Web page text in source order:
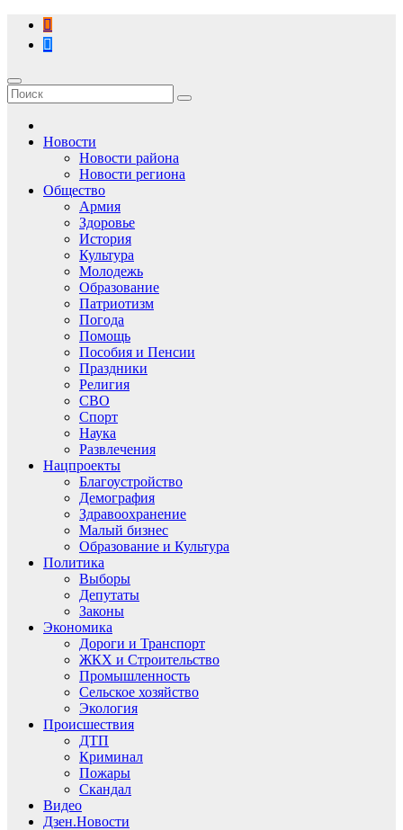
Перейти
содержимому
Новости
Новости района
Новости региона
Общество
Армия
Здоровье
История
Культура
Молодежь
Образование
Патриотизм
Погода
Помощь
Пособия и Пенсии
Праздники
Религия
СВО
Спорт
Наука
Развлечения
Нацпроекты
Благоустройство
Демография
Здравоохранение
Малый бизнес
Образование и Культура
Политика
Выборы
Депутаты
Законы
Экономика
Дороги и Транспорт
ЖКХ и Строительство
Промышленность
Сельское хозяйство
Экология
Происшествия
ДТП
Криминал
Пожары
Скандал
Видео
Дзен.Новости